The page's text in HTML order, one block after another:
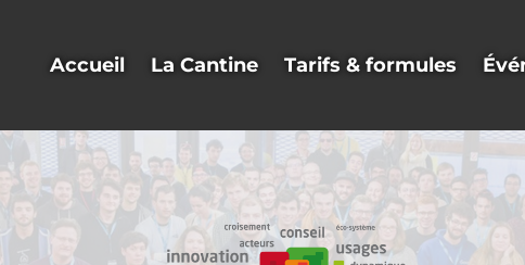
Accueil La Cantine Tarifs & formules